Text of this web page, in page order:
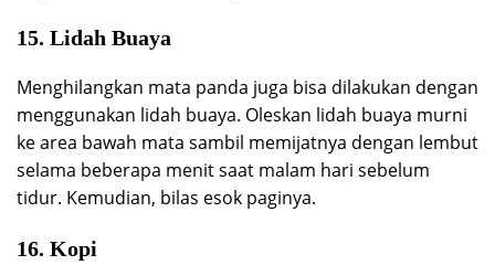
15. Lidah Buaya
Menghilangkan mata panda juga bisa dilakukan dengan
menggunakan lidah buaya. Oleskan lidah buaya murni
ke area bawah mata sambil memijatnya dengan lembut
selama beberapa menit saat malam hari sebelum
tidur. Kemudian, bilas esok paginya.
16. Kopi